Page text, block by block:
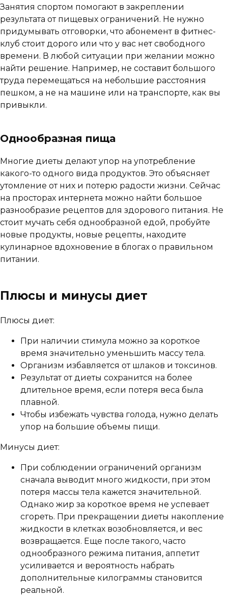
Занятия спортом помогают в закреплении
результата от пищевых ограничений. Не нужно
придумывать отговорки, что абонемент в фитнес-
клуб стоит дорого или что у вас нет свободного
времени. В любой ситуации при желании можно
найти решение. Например, не составит большого
труда перемещаться на небольшие расстояния
пешком, а не на машине или на транспорте, как вы
привыкли.
Однообразная пища
Многие диеты делают упор на употребление
какого-то одного вида продуктов. Это объясняет
утомление от них и потерю радости жизни. Сейчас
на просторах интернета можно найти большое
разнообразие рецептов для здорового питания. Не
стоит мучать себя однообразной едой, пробуйте
новые продукты, новые рецепты, находите
кулинарное вдохновение в блогах о правильном
питании.
Плюсы и минусы диет
Плюсы диет:
При наличии стимула можно за короткое
время значительно уменьшить массу тела.
Организм избавляется от шлаков и токсинов.
Результат от диеты сохранится на более
длительное время, если потеря веса была
плавной.
Чтобы избежать чувства голода, нужно делать
упор на большие объемы пищи.
Минусы диет:
При соблюдении ограничений организм
сначала выводит много жидкости, при этом
потеря массы тела кажется значительной.
Однако жир за короткое время не успевает
сгореть. При прекращении диеты накопление
жидкости в клетках возобновляется, и вес
возвращается. Еще после такого, часто
однообразного режима питания, аппетит
усиливается и вероятность набрать
дополнительные килограммы становится
реальной.